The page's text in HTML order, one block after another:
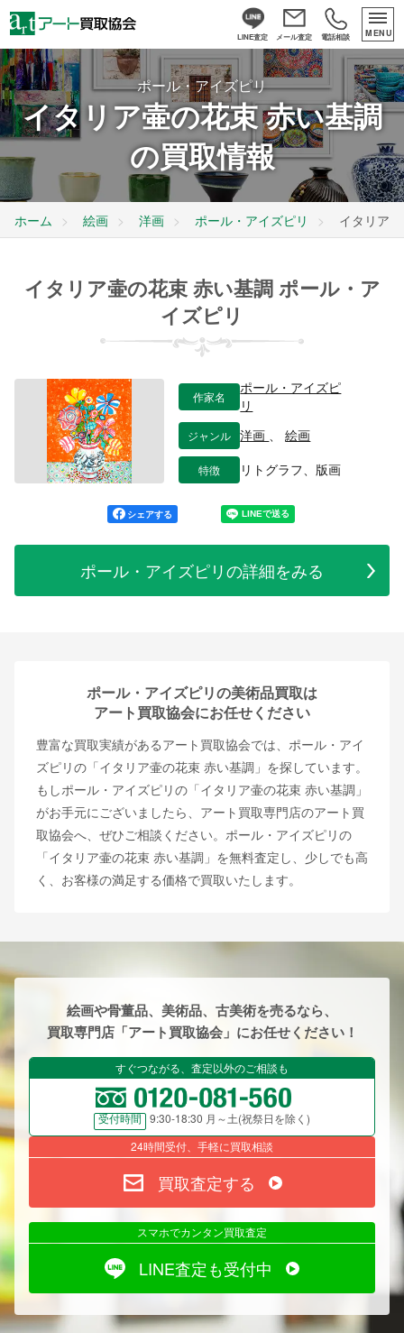
LINE査定 メール査定 電話相談 MENU
ポール・アイズピリ
イタリア壷の花束 赤い基調
の買取情報
ホーム 絵画 洋画 ポール・アイズピリ イタリア
イタリア壷の花束 赤い基調 ポール・ア
イズピリ
作家名
ポール・アイズピ
リ
ジャンル 洋画 、絵画
特徴 リトグラフ、版画
シェアする
ポール・アイズピリの詳細をみる
ポール・アイズピリの美術品買取は
アート買取協会にお任せください
豊富な買取実績があるアート買取協会では、ポール・アイ
ズピリの「イタリア壷の花束 赤い基調」を探しています。
もしポール・アイズピリの「イタリア壷の花束 赤い基調」
がお手元にございましたら、アート買取専門店のアート買
取協会へ、ぜひご相談ください。ポール・アイズピリの
「イタリア壷の花束 赤い基調」を無料査定し、少しでも高
く、お客様の満足する価格で買取いたします。
絵画や骨董品、美術品、古美術を売るなら、
買取専門店「アート買取協会」にお任せください！
すぐつながる、査定以外のご相談も
受付時間
9:30-18:30 月～土(祝祭日を除く)
24時間受付、手軽に買取相談
買取査定する
スマホでカンタン買取査定
LINE査定も受付中